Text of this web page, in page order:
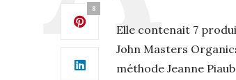
8
Elle contenait 7
John Masters
méthode Jeanne